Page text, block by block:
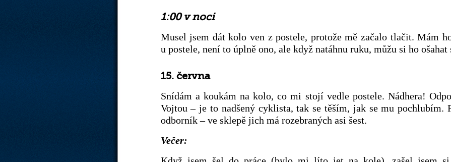
1:00 v noci
Musel jsem dát kolo ven z postele, protože mě začalo tlačit. Mám
u postele, není to úplně ono, ale když natáhnu ruku, můžu si ho ošahat
15. června
Snídám a koukám na kolo, co mi stojí vedle postele. Nádhera!
Vojtou – je to nadšený cyklista, tak se těším, jak se mu pochlubím.
odborník – ve sklepě jich má rozebraných asi šest.
Večer: